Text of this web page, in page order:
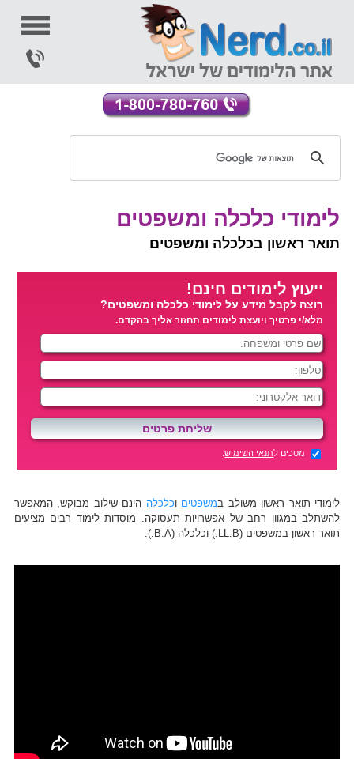
לימודי כלכלה ומשפטים
תואר ראשון בכלכלה ומשפטים
ייעוץ לימודים חינם!
רוצה לקבל מידע על לימודי כלכלה ומשפטים?
מלא/י פרטיך ויועצת לימודים תחזור אליך בהקדם.
מסכים לתנאי השימוש.
לימודי תואר ראשון משולב במשפטים וכלכלה הינם שילוב מבוקש, המאפשר
להשתלב במגוון רחב של אפשרויות תעסוקה. מוסדות לימוד רבים מציעים
תואר ראשון במשפטים (LL.B.) וכלכלה (B.A.).